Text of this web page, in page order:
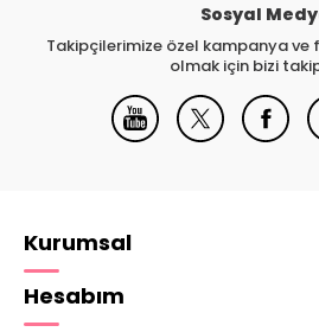
Sosyal
Takipçilerimize özel kampanya
olmak için bizi
Kurumsal
Hesabım